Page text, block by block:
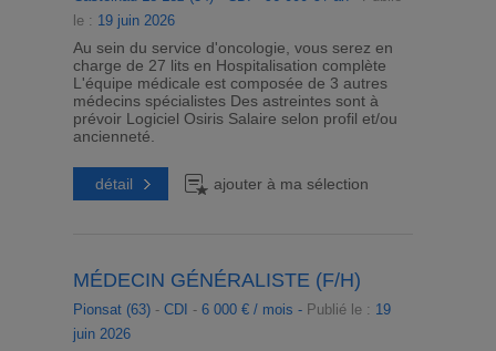
le : 19 juin 2026
Au sein du service d'oncologie, vous serez en
charge de 27 lits en Hospitalisation complète
L'équipe médicale est composée de 3 autres
médecins spécialistes Des astreintes sont à
prévoir Logiciel Osiris Salaire selon profil et/ou
ancienneté.
détail ajouter à ma sélection
MÉDECIN GÉNÉRALISTE (F/H)
Pionsat (63)- CDI - 6 000 € / mois - Publié le : 19
juin 2026